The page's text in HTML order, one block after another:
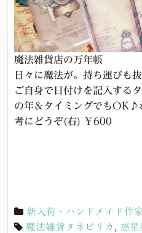
魔法雑貨店の万年帳
日々に魔法が。持ち運びも
ご自身で日付けを記入する
の年＆タイミングでもOK♪
考にどうぞ(右) ￥600
新入荷・ハンドメイド作
魔法雑貨タネピリカ , 惑星